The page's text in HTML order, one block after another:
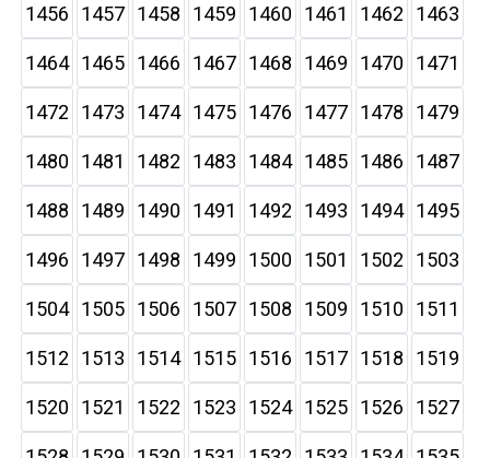
1456 1457 1458 1459 1460 1461 1462 1463
1464 1465 1466 1467 1468 1469 1470 1471
1472 1473 1474 1475 1476 1477 1478 1479
1480 1481 1482 1483 1484 1485 1486 1487
1488 1489 1490 1491 1492 1493 1494 1495
1496 1497 1498 1499 1500 1501 1502 1503
1504 1505 1506 1507 1508 1509 1510 1511
1512 1513 1514 1515 1516 1517 1518 1519
1520 1521 1522 1523 1524 1525 1526 1527